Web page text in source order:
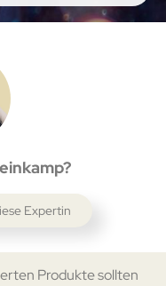
Expertin
Produkte sollten